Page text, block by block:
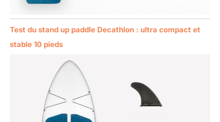
Test du stand up paddle Decathlon : ultra compact et
stable 10 pieds